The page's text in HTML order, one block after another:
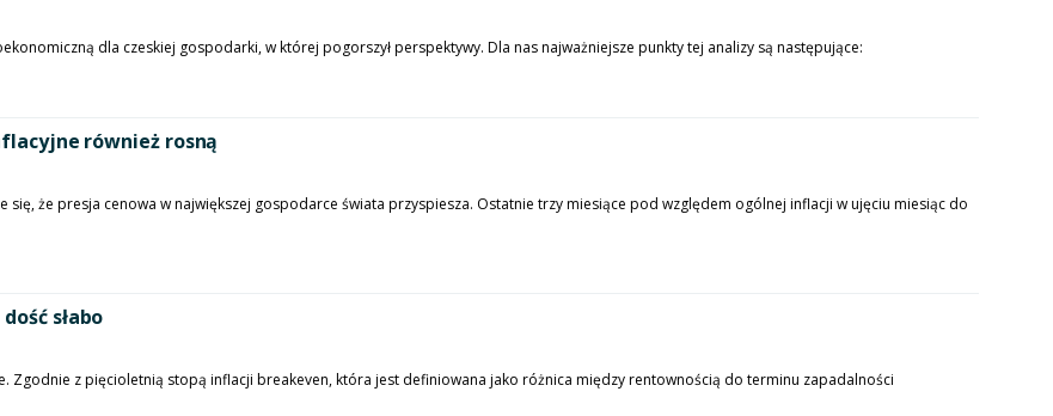
dla czeskiej gospodarki, w której pogorszył perspektywy. Dla nas najważniejsze punkty tej analizy są następujące:
również rosną
że presja cenowa w największej gospodarce świata przyspiesza. Ostatnie trzy miesiące pod względem ogólnej inflacji w ujęciu miesiąc do
słabo
Zgodnie z pięcioletnią stopą inflacji breakeven, która jest definiowana jako różnica między rentownością do terminu zapadalności